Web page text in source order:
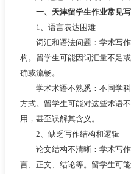
一、天津留学生作业常见
1、语言表达困难
词汇和语法问题：学术写作
构。留学生可能因词汇量不足
确或流畅。
学术术语不熟悉：不同学科
方式。留学生可能对这些术语
用，甚至误解其含义。
2、缺乏写作结构和逻辑
论文结构不清晰：学术写作
言、正文、结论等。留学生可